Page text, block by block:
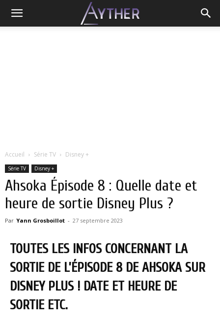
Accueil Série TV Disney +
Série TV Disney +
Ahsoka Épisode 8 : Quelle date et
heure de sortie Disney Plus ?
Par Yann Grosboillot - 27 septembre 2023
TOUTES LES INFOS CONCERNANT LA
SORTIE DE L’ÉPISODE 8 DE AHSOKA SUR
DISNEY PLUS ! DATE ET HEURE DE
SORTIE ETC.